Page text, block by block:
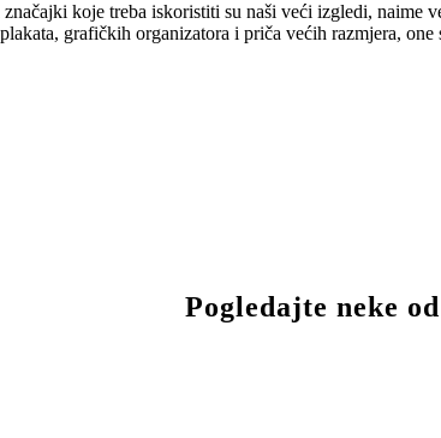
koje treba iskoristiti su naši veći izgledi, naime
grafičkih organizatora i priča većih razmjera,
Pogledajte neke